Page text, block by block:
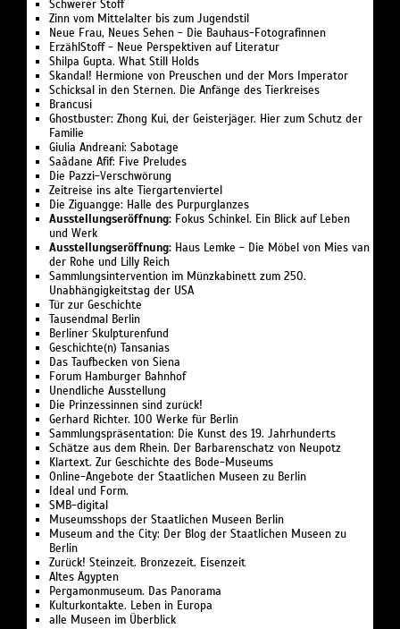
Schwerer Stoff
Zinn vom Mittelalter bis zum Jugendstil
Neue Frau, Neues Sehen - Die Bauhaus-Fotografinnen
ErzählStoff - Neue Perspektiven auf Literatur
Shilpa Gupta. What Still Holds
Skandal! Hermione von Preuschen und der Mors Imperator
Schicksal in den Sternen. Die Anfänge des Tierkreises
Brancusi
Ghostbuster: Zhong Kui, der Geisterjäger. Hier zum Schutz der
Familie
Giulia Andreani: Sabotage
Saâdane Afif: Five Preludes
Die Pazzi-Verschwörung
Zeitreise ins alte Tiergartenviertel
Die Ziguangge: Halle des Purpurglanzes
Ausstellungseröffnung: Fokus Schinkel. Ein Blick auf Leben
und Werk
Ausstellungseröffnung: Haus Lemke - Die Möbel von Mies van
der Rohe und Lilly Reich
Sammlungsintervention im Münzkabinett zum 250.
Unabhängigkeitstag der USA
Tür zur Geschichte
Tausendmal Berlin
Berliner Skulpturenfund
Geschichte(n) Tansanias
Das Taufbecken von Siena
Forum Hamburger Bahnhof
Unendliche Ausstellung
Die Prinzessinnen sind zurück!
Gerhard Richter. 100 Werke für Berlin
Sammlungspräsentation: Die Kunst des 19. Jahrhunderts
Schätze aus dem Rhein. Der Barbarenschatz von Neupotz
Klartext. Zur Geschichte des Bode-Museums
Online-Angebote der Staatlichen Museen zu Berlin
Ideal und Form.
SMB-digital
Museumsshops der Staatlichen Museen Berlin
Museum and the City: Der Blog der Staatlichen Museen zu
Berlin
Zurück! Steinzeit. Bronzezeit. Eisenzeit
Altes Ägypten
Pergamonmuseum. Das Panorama
Kulturkontakte. Leben in Europa
alle Museen im Überblick